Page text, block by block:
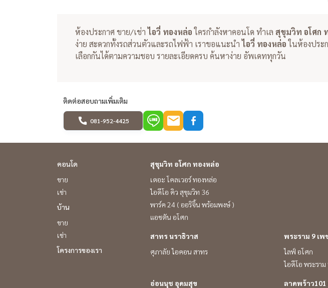
ห้องประกาศ ขาย/เช่าไอวี่ ทองหล่อใครกำลังหาคอนโด ทำเล สุขุมวิท อโศก
ง่าย สะดวกทั้งรถส่วนตัวและรถไฟฟ้า เราขอแนะนำไอวี่ ทองหล่อในห้องประ
เลือกกันได้ตามความชอบ รายละเอียดครบ ค้นหาง่าย อัพเดททุกวัน
ติดต่อสอบถามเพิ่มเติม
081-952-4425
คอนโด
ขาย
เช่า
บ้าน
ขาย
เช่า
โครงการของเรา
สุขุมวิท อโศก ทองหล่อ
เดอะ โคลเวอร์ ทองหล่อ
ไอดีโอ คิว สุขุมวิท 36
พาร์ค 24 ( ออริจิ้น พร้อมพงษ์ )
แอชตัน อโศก
สาทร นราธิวาส
ศุภาลัย ไอคอน สาทร
พระราม 9 เพ
ไลฟ์ อโศก
ไอดีโอ พระราม
อ่อนนุช อุดมสุข ลาดพร้าว